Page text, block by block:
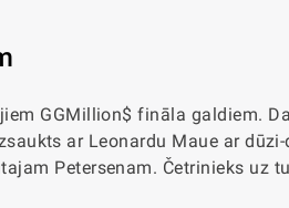
GGMillion$ fināla galdiem.
ar Leonardu Maue ar
Petersenam. Četrinieks uz